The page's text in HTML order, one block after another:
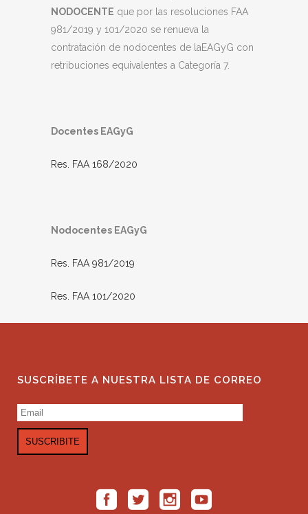
NODOCENTE que por las resoluciones FAA
981/2019 y 101/2020 se renueva la
contratación de nodocentes de laEAGyG con
retribuciones equivalentes a Categoría 7.
Docentes EAGyG
Res. FAA 168/2020
Nodocentes EAGyG
Res. FAA 981/2019
Res. FAA 101/2020
SUSCRÍBETE A NUESTRA LISTA DE CORREO